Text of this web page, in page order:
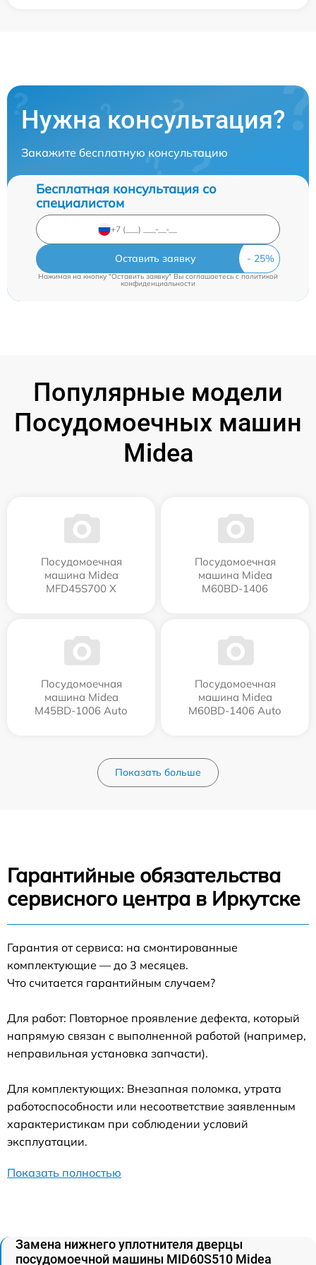
Нужна консультация?
Закажите бесплатную консультацию
Бесплатная консультация со
специалистом
Оставить заявку
Нажимая на кнопку "Оставить заявку" Вы соглашаетесь cполитикой
конфиденциальности
Популярные модели
Посудомоечных машин
Midea
Посудомоечная
машина Midea
MFD45S700 X
Посудомоечная
машина Midea
M60BD-1406
Посудомоечная
машина Midea
M45BD-1006 Auto
Посудомоечная
машина Midea
M60BD-1406 Auto
Показать больше
Гарантийные обязательства
сервисного центра в Иркутске
Гарантия от сервиса: на смонтированные
комплектующие — до 3 месяцев.
Что считается гарантийным случаем?
Для работ: Повторное проявление дефекта, который
напрямую связан с выполненной работой (например,
неправильная установка запчасти).
Для комплектующих: Внезапная поломка, утрата
работоспособности или несоответствие заявленным
характеристикам при соблюдении условий
эксплуатации.
Показать полностью
Замена нижнего уплотнителя дверцы
посудомоечной машины MID60S510 Midea